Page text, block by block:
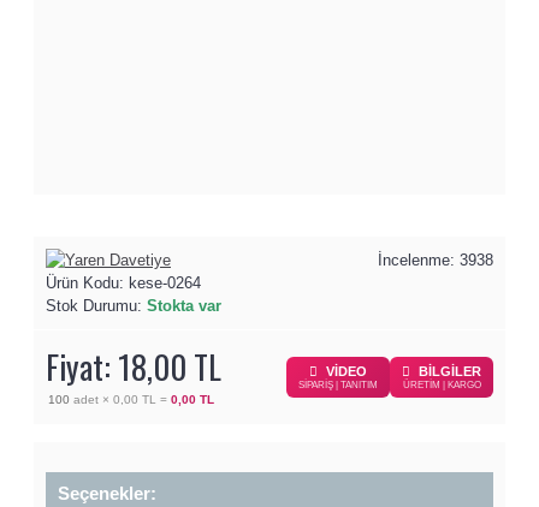
İncelenme: 3938
Ürün Kodu: kese-0264
Stok Durumu: Stokta var
Fiyat: 18,00 TL
100 adet × 0,00 TL = 0,00 TL
VİDEO
SİPARİŞ | TANITIM
BİLGİLER
ÜRETİM | KARGO
Seçenekler: